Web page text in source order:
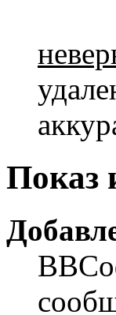
Показ